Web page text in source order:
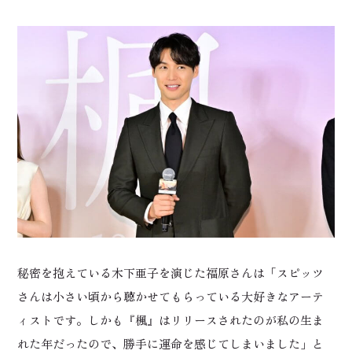
秘密を抱えている木下亜子を演じた福原さんは「スピッツ
さんは小さい頃から聴かせてもらっている大好きなアーテ
ィストです。しかも『楓』はリリースされたのが私の生ま
れた年だったので、勝手に運命を感じてしまいました」と